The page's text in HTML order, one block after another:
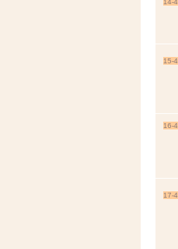
14-4
15-4
16-4
17-4